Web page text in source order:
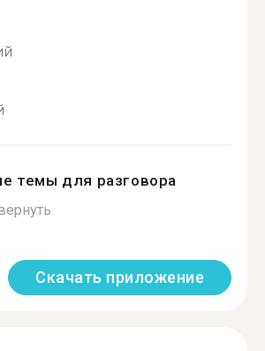
темы для разговора
Скачать приложение